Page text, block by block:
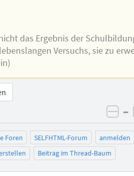
das Ergebnis der
Versuchs, sie zu
–
Foren SELFHTML-Forum
anmelden
Beitrag im Thread-Baum